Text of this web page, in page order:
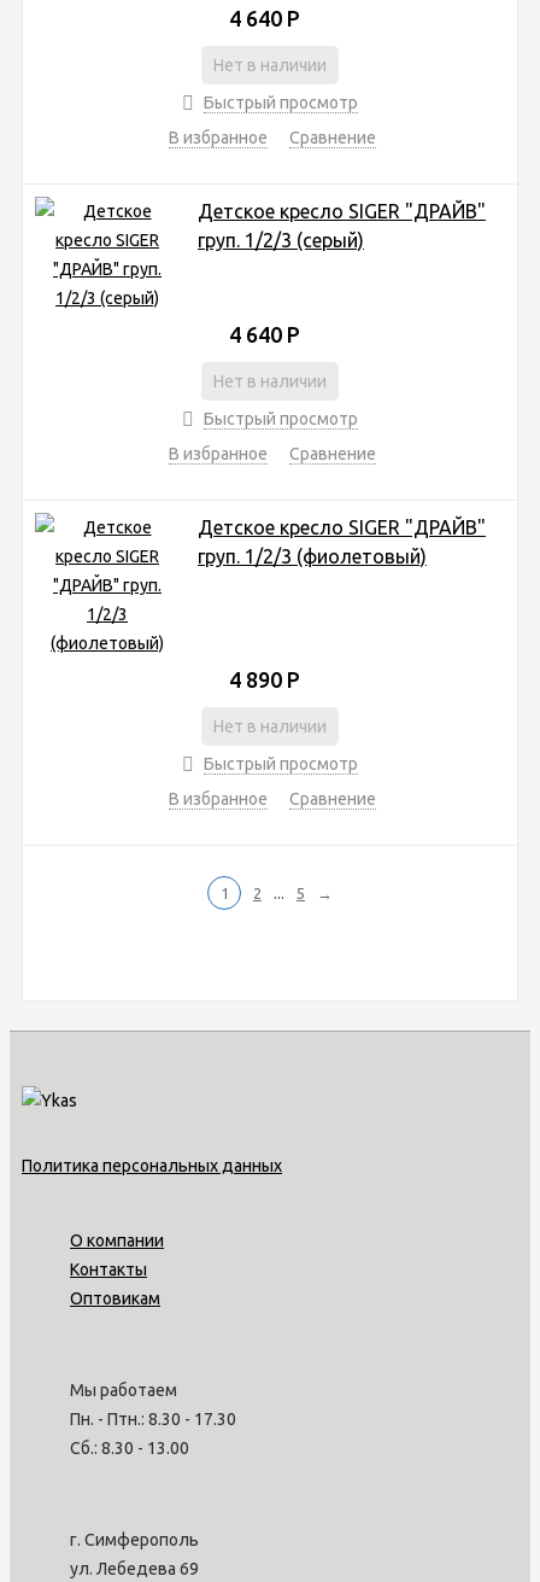
4 640 Р
Нет в наличии
Быстрый просмотр
В избранное
Сравнение
Детское кресло SIGER "ДРАЙВ"
груп. 1/2/3 (серый)
4 640 Р
Нет в наличии
Быстрый просмотр
В избранное
Сравнение
Детское кресло SIGER "ДРАЙВ"
груп. 1/2/3 (фиолетовый)
4 890 Р
Нет в наличии
Быстрый просмотр
В избранное
Сравнение
1 2 ... 5 →
Политика персональных данных
О компании
Контакты
Оптовикам
Мы работаем
Пн. - Птн.: 8.30 - 17.30
Сб.: 8.30 - 13.00
г. Симферополь
ул. Лебедева 69